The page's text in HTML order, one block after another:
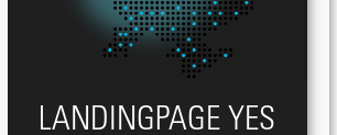
LANDINGPAGE YES